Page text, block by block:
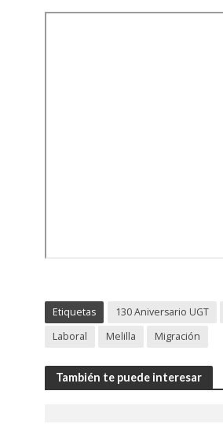
Etiquetas 130 Aniversario UGT
Laboral
Melilla Migración
También te puede interesar